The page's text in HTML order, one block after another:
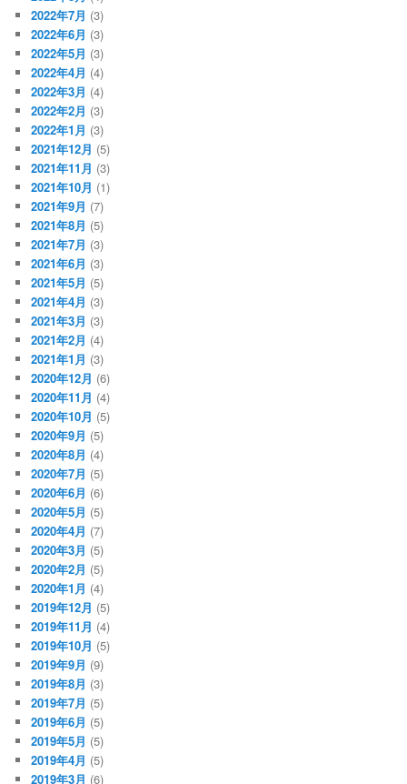
2022年7月 (3)
2022年6月 (3)
2022年5月 (3)
2022年4月 (4)
2022年3月 (4)
2022年2月 (3)
2022年1月 (3)
2021年12月 (5)
2021年11月 (3)
2021年10月 (1)
2021年9月 (7)
2021年8月 (5)
2021年7月 (3)
2021年6月 (3)
2021年5月 (5)
2021年4月 (3)
2021年3月 (3)
2021年2月 (4)
2021年1月 (3)
2020年12月 (6)
2020年11月 (4)
2020年10月 (5)
2020年9月 (5)
2020年8月 (4)
2020年7月 (5)
2020年6月 (6)
2020年5月 (5)
2020年4月 (7)
2020年3月 (5)
2020年2月 (5)
2020年1月 (4)
2019年12月 (5)
2019年11月 (4)
2019年10月 (5)
2019年9月 (9)
2019年8月 (3)
2019年7月 (5)
2019年6月 (5)
2019年5月 (5)
2019年4月 (5)
2019年3月 (6)